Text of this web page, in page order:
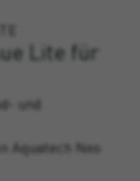
Lite für
und
Aquatech Neo